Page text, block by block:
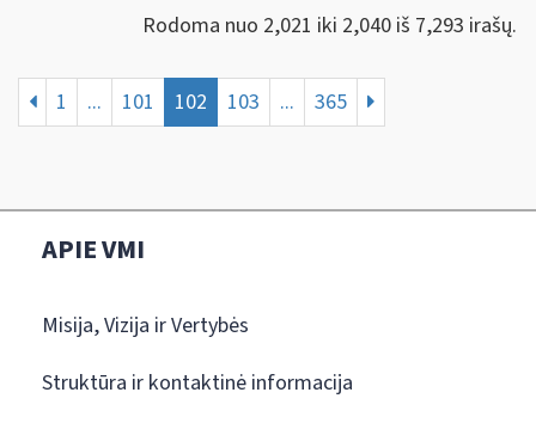
Rodoma nuo 2,021 iki 2,040 iš 7,293 irašų.
1 ... 101 102 103 ... 365
APIE VMI
Misija, Vizija ir Vertybės
Struktūra ir kontaktinė informacija